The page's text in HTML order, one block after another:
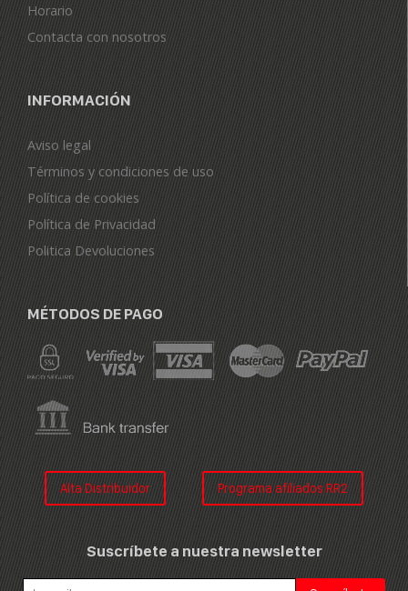
Horario
Contacta con nosotros
INFORMACIÓN
Aviso legal
Términos y condiciones de uso
Política de cookies
Política de Privacidad
Politica Devoluciones
MÉTODOS DE PAGO
Alta Distribuidor Programa afiliados RR2
Suscríbete a nuestra newsletter